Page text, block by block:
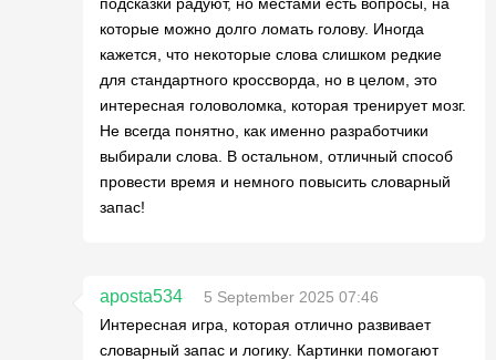
которые можно долго ломать голову. Иногда
кажется, что некоторые слова слишком редкие
для стандартного кроссворда, но в целом, это
интересная головоломка, которая тренирует мозг.
Не всегда понятно, как именно разработчики
выбирали слова. В остальном, отличный способ
провести время и немного повысить словарный
запас!
aposta534
5 September 2025 07:46
Интересная игра, которая отлично развивает
словарный запас и логику. Картинки помогают